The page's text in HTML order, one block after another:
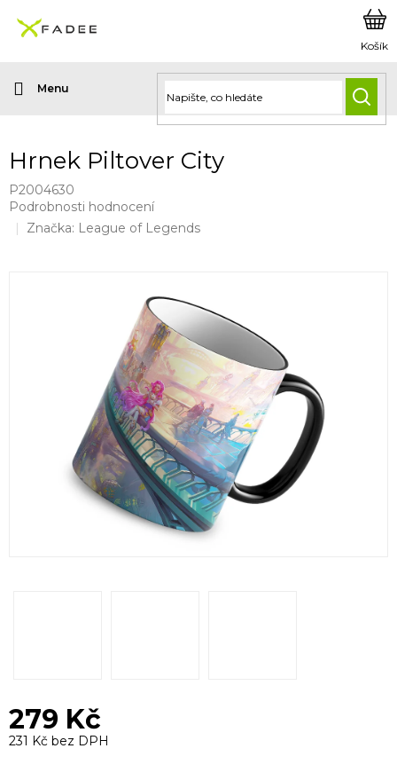
obsah
Hrnek Piltover City
P2004630
Průměrné
hodnocení
Podrobnosti hodnocení
Značka: League of Legends
279 Kč
231 Kč bez DPH